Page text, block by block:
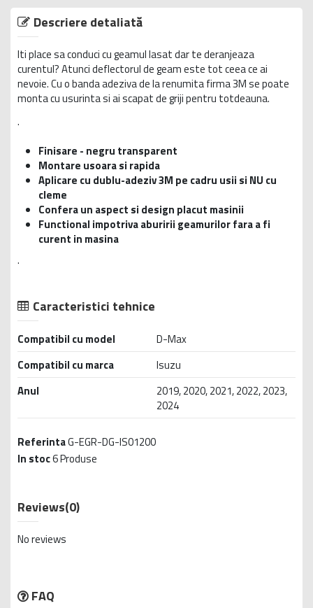
Descriere detaliată
Iti place sa conduci cu geamul lasat dar te deranjeaza
curentul? Atunci deflectorul de geam este tot ceea ce ai
nevoie. Cu o banda adeziva de la renumita firma 3M se poate
monta cu usurinta si ai scapat de griji pentru totdeauna.
.
Finisare - negru transparent
Montare usoara si rapida
Aplicare cu dublu-adeziv 3M pe cadru usii si NU cu
cleme
Confera un aspect si design placut masinii
Functional impotriva aburirii geamurilor fara a fi
curent in masina
.
Caracteristici tehnice
Compatibil cu model
D-Max
Compatibil cu marca
Isuzu
Anul
2019, 2020, 2021, 2022, 2023,
2024
ReferintaG-EGR-DG-IS01200
In stoc6 Produse
Reviews(0)
No reviews
FAQ